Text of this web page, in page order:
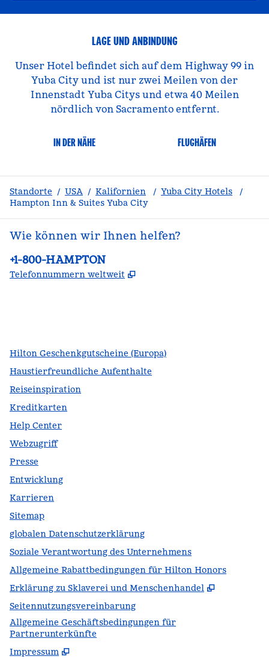
LAGE UND ANBINDUNG
Unser Hotel befindet sich auf dem Highway 99 in
Yuba City und ist nur zwei Meilen von der
Innenstadt Yuba Citys und etwa 40 Meilen
nördlich von Sacramento entfernt.
IN DER NÄHE FLUGHÄFEN
Standorte / USA / Kalifornien / Yuba City Hotels
/
Hampton Inn & Suites Yuba City
Wie können wir Ihnen helfen?
Telefon:
+1-800-HAMPTON
Telefonnummern weltweit ,
Hilton Geschenkgutscheine (Europa)
Haustierfreundliche Aufenthalte
Reiseinspiration
Kreditkarten
Help Center
Webzugriff
Presse
Entwicklung
Karrieren
Sitemap
globalen Datenschutzerklärung
Soziale Verantwortung des Unternehmens
Allgemeine Rabattbedingungen für Hilton Honors
Erklärung zu Sklaverei und Menschenhandel
,
Seitennutzungsvereinbarung
Allgemeine Geschäftsbedingungen für
Partnerunterkünfte
Impressum